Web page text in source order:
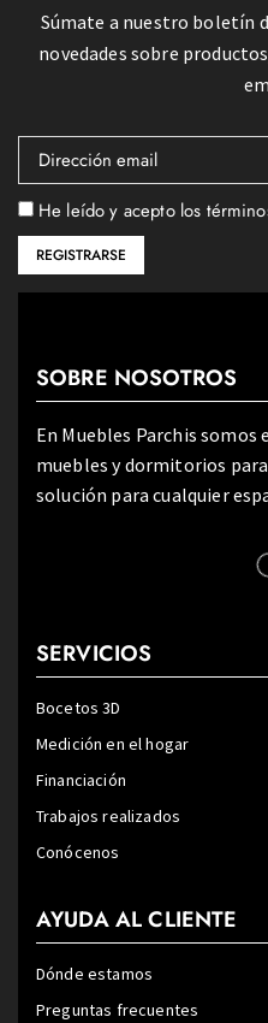
Súmate a nuestro boletín
novedades sobre
He leído y acepto los
SOBRE NOSOTROS
En Muebles Parchis
muebles y dormitorios
solución para cualquier
SERVICIOS
Bocetos 3D
Medición en el hogar
Financiación
Trabajos realizados
Conócenos
AYUDA AL CLIENTE
Dónde estamos
Preguntas frecuentes